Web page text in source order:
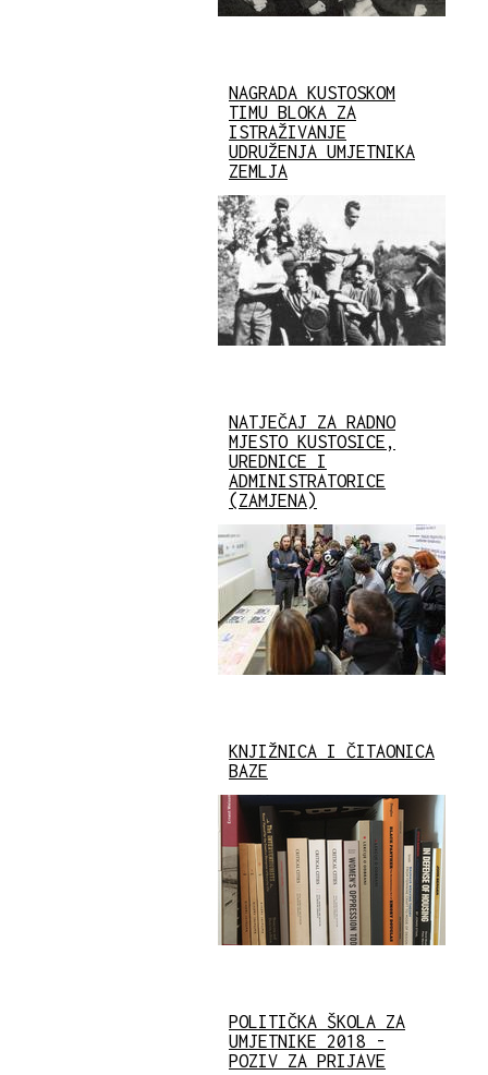
NAGRADA KUSTOSKOM
TIMU BLOKA ZA
ISTRAŽIVANJE
UDRUŽENJA UMJETNIKA
ZEMLJA
NATJEČAJ ZA RADNO
MJESTO KUSTOSICE,
UREDNICE I
ADMINISTRATORICE
(ZAMJENA)
KNJIŽNICA I ČITAONICA
BAZE
POLITIČKA ŠKOLA ZA
UMJETNIKE 2018 -
POZIV ZA PRIJAVE